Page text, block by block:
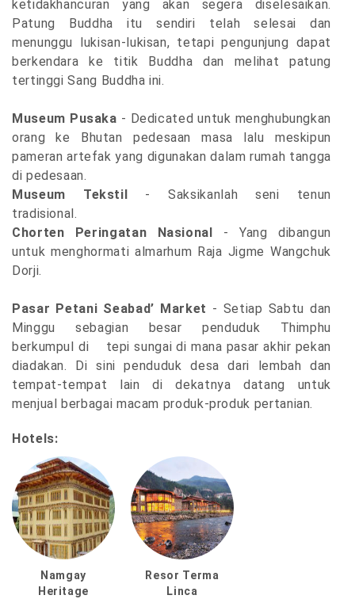
ketidakhancuran yang akan segera diselesaikan.
Patung Buddha itu sendiri telah selesai dan
menunggu lukisan-lukisan, tetapi pengunjung dapat
berkendara ke titik Buddha dan melihat patung
tertinggi Sang Buddha ini.
Museum Pusaka - Dedicated untuk menghubungkan
orang ke Bhutan pedesaan masa lalu meskipun
pameran artefak yang digunakan dalam rumah tangga
di pedesaan.
Museum Tekstil - Saksikanlah seni tenun
tradisional.
Chorten Peringatan Nasional - Yang dibangun
untuk menghormati almarhum Raja Jigme Wangchuk
Dorji.
Pasar Petani Seabad’ Market - Setiap Sabtu dan
Minggu sebagian besar penduduk Thimphu
berkumpul di tepi sungai di mana pasar akhir pekan
diadakan. Di sini penduduk desa dari lembah dan
tempat-tempat lain di dekatnya datang untuk
menjual berbagai macam produk-produk pertanian.
Hotels:
Namgay
Heritage
Resor Terma
Linca